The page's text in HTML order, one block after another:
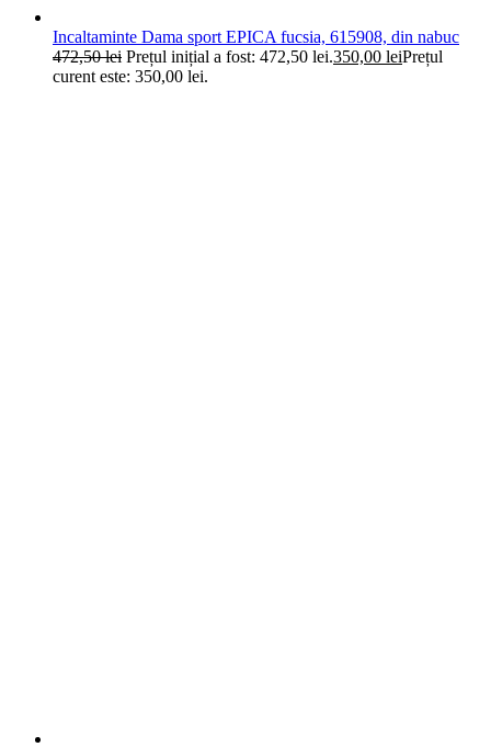
Incaltaminte Dama sport EPICA fucsia, 615908, din nabuc
472,50lei Prețul inițial a fost: 472,50 lei.350,00 leiPrețul
curent este: 350,00 lei.